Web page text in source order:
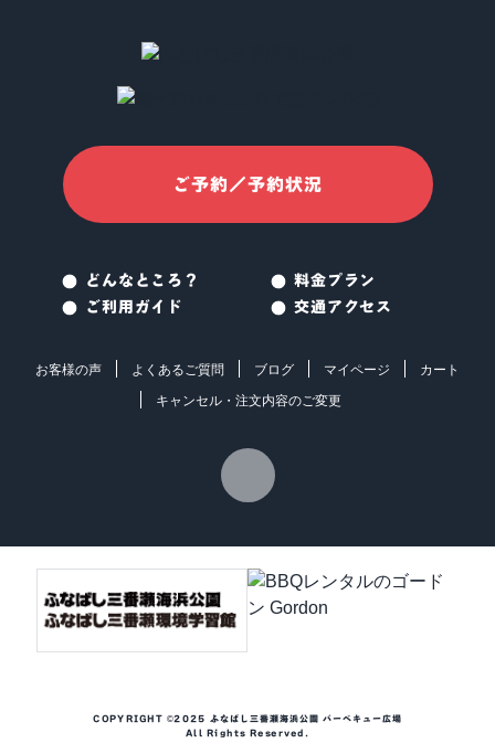
ご予約／予約状況
どんなところ？
料金プラン
ご利用ガイド
交通アクセス
お客様の声 よくあるご質問 ブログ マイページ
カート
キャンセル・注文内容のご変更
COPYRIGHT ©2025 ふなばし三番瀬海浜公園 バーベキュー広場
All Rights Reserved.